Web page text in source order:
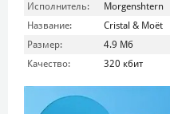
Исполнитель:
Morgenshtern
Название:
Cristal & Moët
Размер:
4.9 Мб
Качество:
320 кбит